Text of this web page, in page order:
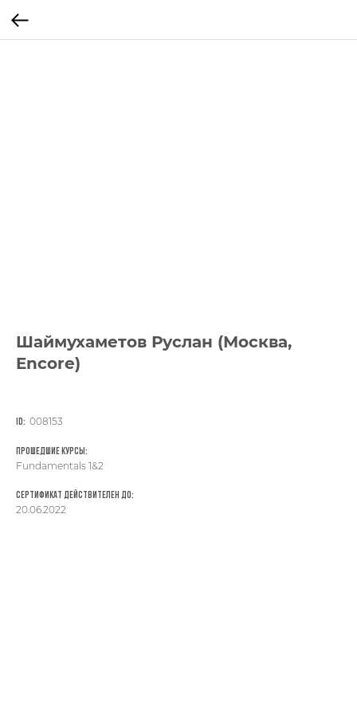
Шаймухаметов Руслан (Москва,
Encore)
ID: 008153
Прошедшие курсы:
Fundamentals 1&2
Сертификат действителен до:
20.06.2022